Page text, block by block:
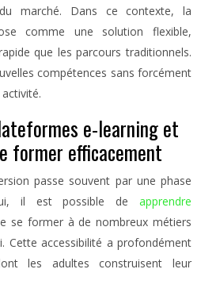
marché. Dans ce contexte, la
comme une solution flexible,
que les parcours traditionnels.
compétences sans forcément
e-learning et
former efficacement
passe souvent par une phase
il est possible de apprendre
se former à de nombreux métiers
Cette accessibilité a profondément
les adultes construisent leur